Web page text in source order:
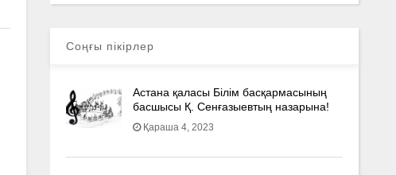
Соңғы пікірлер
Астана қаласы Білім басқармасының
басшысы Қ. Сенғазыевтың назарына!
Қараша 4, 2023